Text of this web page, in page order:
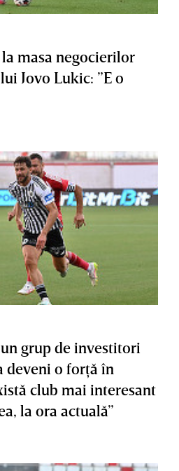
la masa negocierilor
Jovo Lukic: ”E o
grup de investitori
deveni o forţă în
club mai interesant
la ora actuală”